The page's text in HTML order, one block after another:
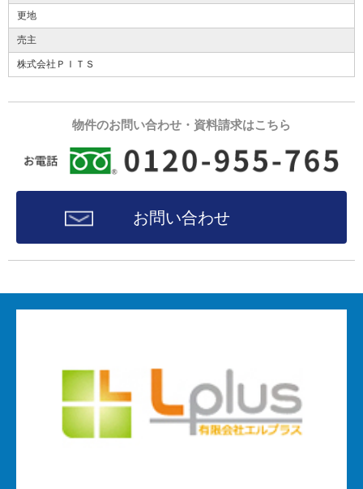
更地
売主
株式会社ＰＩＴＳ
物件のお問い合わせ・資料請求はこちら
お問い合わせ